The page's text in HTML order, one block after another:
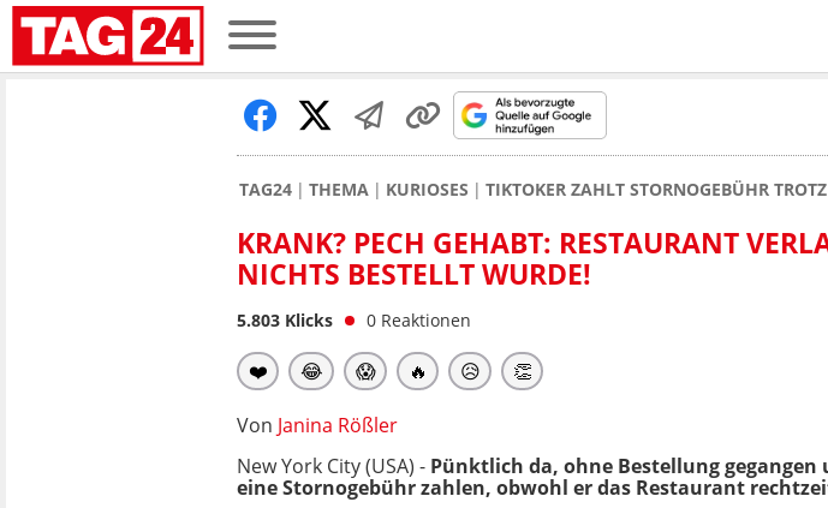
TAG24 THEMA KURIOSES TIKTOKER ZAHLT STORNOGEBÜHR
KRANK? PECH GEHABT: RESTAURANT
NICHTS BESTELLT WURDE!
5.803 Klicks 0 Reaktionen
❤️ 😂 😱 🔥 😥 👏
Von Janina Rößler
New York City (USA) - Pünktlich da, ohne Bestellung gegangen
eine Stornogebühr zahlen, obwohl er das Restaurant